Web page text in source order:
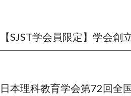
SJST学会員限定】学会
本理科教育学会第72回全